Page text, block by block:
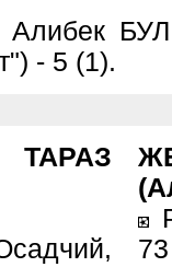
Алибек
- 5 (1).
ТАРАЗ